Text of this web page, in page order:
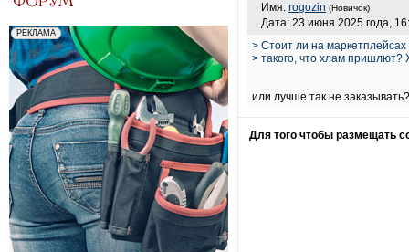
Имя: rogozin (Новичок)
Дата: 23 июня 2025 года,
> Стоит ли на
> такого, что хлам пришлют?
или лучше так не заказывать?
Для того чтобы размещать